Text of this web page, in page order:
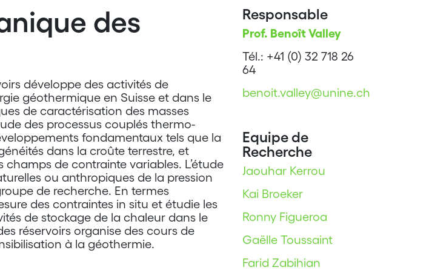
des
développe des activités de
géothermique en Suisse et dans le
de caractérisation des masses
des processus couplés thermo-
fondamentaux tels que la
dans la croûte terrestre, et
champs de contrainte variables. L’étude
ou anthropiques de la pression
de recherche. En termes
des contraintes in situ et étudie les
de stockage de la chaleur dans le
réservoirs organise des cours de
à la géothermie.
Responsable
Prof. Benoît Valley
Tél.: +41 (0) 32 718 26
64
benoit.valley@unine.ch
Equipe de
Recherche
Jaouhar Kerrou
Kai Broeker
Ronny Figueroa
Gaëlle Toussaint
Farid Zabihian